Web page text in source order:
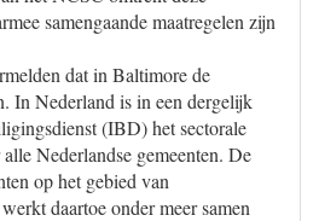
samengaande maatregelen zijn
dat in Baltimore de
In Nederland is in een dergelijk
(IBD) het sectorale
Nederlandse gemeenten. De
op het gebied van
daartoe onder meer samen